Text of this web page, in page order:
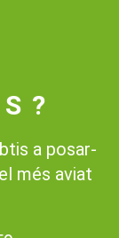
a posar-
més aviat